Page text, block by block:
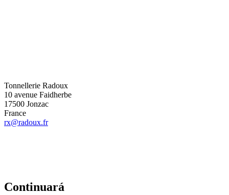
Tonnellerie Radoux
10 avenue Faidherbe
17500 Jonzac
France
rx@radoux.fr
Continuará